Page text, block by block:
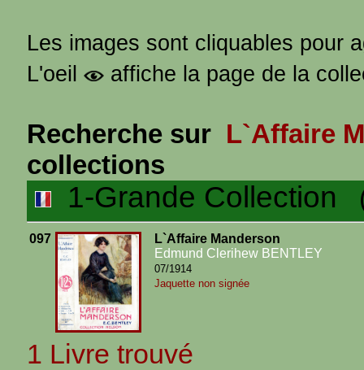
Les images sont cliquables pour
L'oeil
affiche la page de la
Recherche sur L`Affaire
collections
1-Grande Collection
097
L`Affaire Manderson
Edmund Clerihew BENTLEY
07/1914
Jaquette non signée
1 Livre trouvé